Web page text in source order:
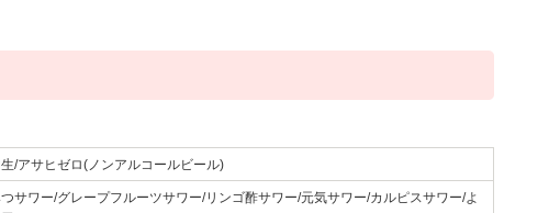
/アサヒゼロ(ノンアルコールビール)
サワー/グレープフルーツサワー/リンゴ酢サワー/元気サワー/カルピスサワー/よ